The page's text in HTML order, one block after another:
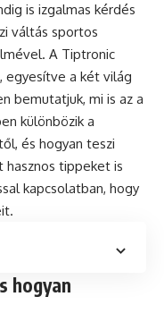
is izgalmas kérdés
váltás sportos
A Tiptronic
egyesítve a két világ
bemutatjuk, mi is az a
különbözik a
és hogyan teszi
tippeket is
kapcsolatban, hogy
hogyan